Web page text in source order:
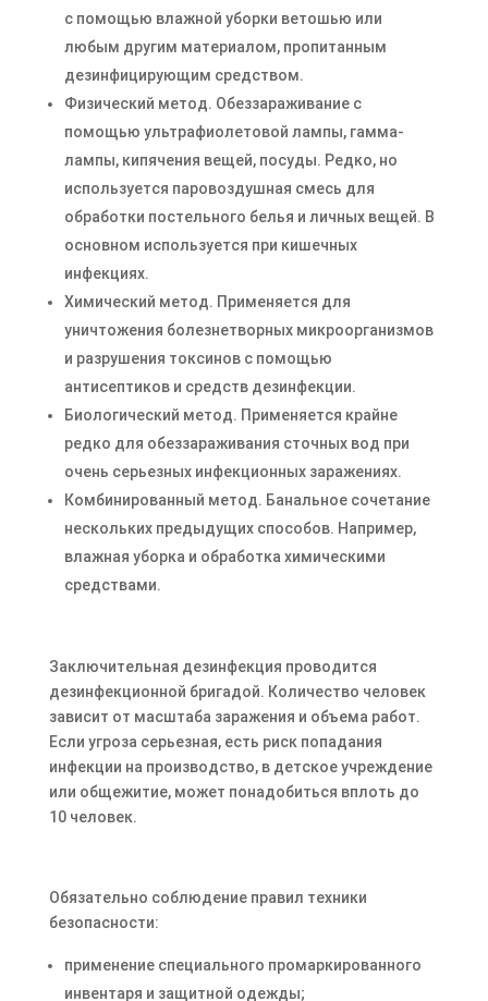
с помощью влажной уборки ветошью или
любым другим материалом, пропитанным
дезинфицирующим средством.
Физический метод. Обеззараживание с
помощью ультрафиолетовой лампы, гамма-
лампы, кипячения вещей, посуды. Редко, но
используется паровоздушная смесь для
обработки постельного белья и личных вещей. В
основном используется при кишечных
инфекциях.
Химический метод. Применяется для
уничтожения болезнетворных микроорганизмов
и разрушения токсинов с помощью
антисептиков и средств дезинфекции.
Биологический метод. Применяется крайне
редко для обеззараживания сточных вод при
очень серьезных инфекционных заражениях.
Комбинированный метод. Банальное сочетание
нескольких предыдущих способов. Например,
влажная уборка и обработка химическими
средствами.
Заключительная дезинфекция проводится
дезинфекционной бригадой. Количество человек
зависит от масштаба заражения и объема работ.
Если угроза серьезная, есть риск попадания
инфекции на производство, в детское учреждение
или общежитие, может понадобиться вплоть до
10 человек.
Обязательно соблюдение правил техники
безопасности:
применение специального промаркированного
инвентаря и защитной одежды;